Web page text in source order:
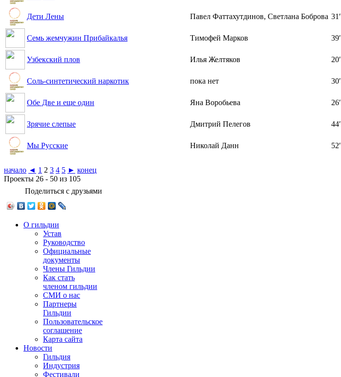
Дети Лены Павел Фаттахутдинов, Светлана Боброва 31′
Семь жемчужин Прибайкалья Тимофей Марков 39′
Узбекский плов Илья Желтяков 20′
Соль-синтетический наркотик пока нет 30′
Обе Две и еще один Яна Воробьева 26′
Зрячие слепые Дмитрий Пелегов 44′
Мы Русские Николай Данн 52′
начало ◄ 1 2 3 4 5 ► конец
Проекты 26 - 50 из 105
Поделиться с друзьями
О гильдии
Устав
Руководство
Официальные
документы
Члены Гильдии
Как стать
членом гильдии
СМИ о нас
Партнеры
Гильдии
Пользовательское
соглашение
Карта сайта
Новости
Гильдия
Индустрия
Фестивали